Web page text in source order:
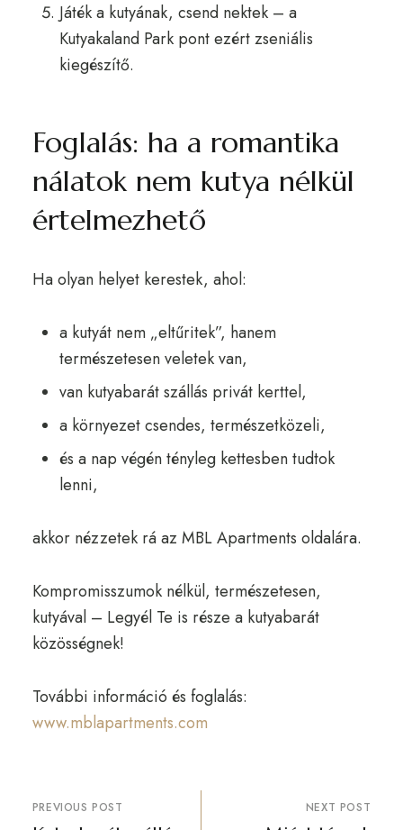
Játék a kutyának, csend nektek – a
Kutyakaland Park pont ezért zseniális
kiegészítő.
Foglalás: ha a romantika
nálatok nem kutya nélkül
értelmezhető
Ha olyan helyet kerestek, ahol:
a kutyát nem „eltűritek”, hanem
természetesen veletek van,
van kutyabarát szállás privát kerttel,
a környezet csendes, természetközeli,
és a nap végén tényleg kettesben tudtok
lenni,
akkor nézzetek rá az MBL Apartments oldalára.
Kompromisszumok nélkül, természetesen,
kutyával – Legyél Te is része a kutyabarát
közösségnek!
További információ és foglalás:
www.mblapartments.com
PREVIOUS POST NEXT POST